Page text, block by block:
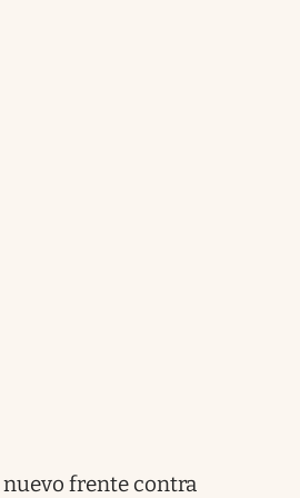
nuevo frente contra